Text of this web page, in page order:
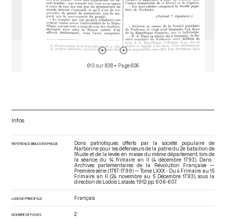
613 sur 838 • Page 606
Infos
RÉFÉRENCE BIBLIOGRAPHIQUE
Dons patriotiques offerts par la société populaire de
Narbonne pour les défenseurs de la patrie du 2e bataillon de
l'Aude et de la levée en masse du même département, lors de
la séance du 14 frimaire an II (4 décembre 1793). Dans :
Archives parlementaires de la Révolution Française —
Première série (1787-1799) — Tome LXXX - Du 4 Frimaire au 15
Frimaire an II (24 novembre au 5 Décembre 1793), sous la
direction de Lodoïs Lataste. 1912. pp. 606-607.
LANGUE PRINCIPALE Français
NOMBRE DE PAGES 2